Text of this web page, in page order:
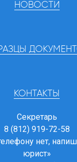
НОВОСТИ
КОНТАКТЫ
Секретарь
8 (812) 919-72-58
нет,
юрист»